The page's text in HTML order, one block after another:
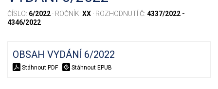
ČÍSLO: 6/2022 · ROČNÍK: XX · ROZHODNUTÍ Č: 4337/2022 -
4346/2022
OBSAH VYDÁNÍ 6/2022
Stáhnout PDF Stáhnout EPUB